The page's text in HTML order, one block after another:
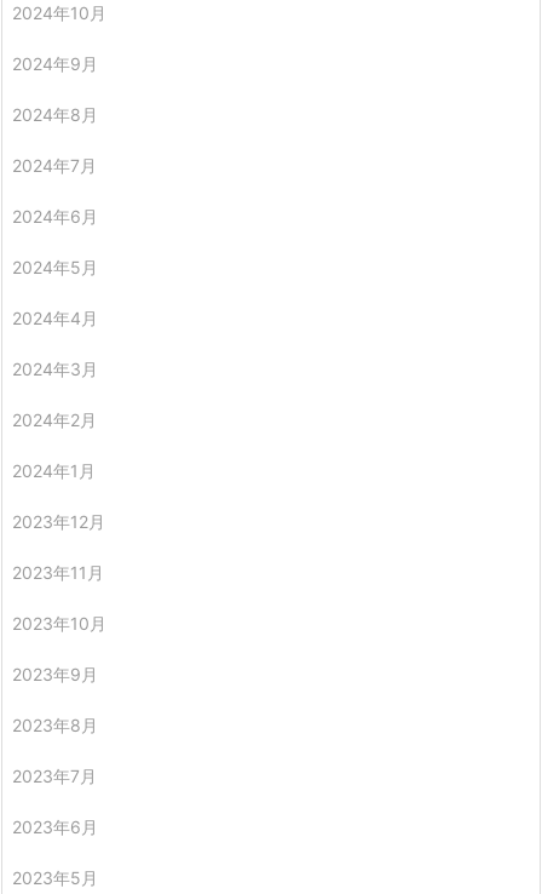
2024年10月
2024年9月
2024年8月
2024年7月
2024年6月
2024年5月
2024年4月
2024年3月
2024年2月
2024年1月
2023年12月
2023年11月
2023年10月
2023年9月
2023年8月
2023年7月
2023年6月
2023年5月